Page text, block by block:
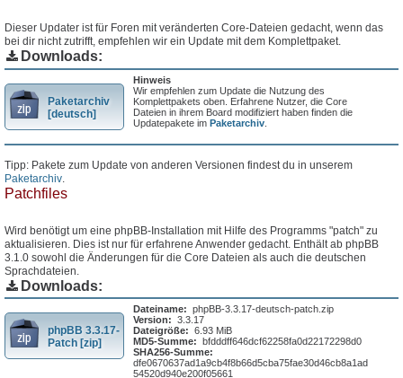
Dieser Updater ist für Foren mit veränderten Core-Dateien gedacht, wenn das
bei dir nicht zutrifft, empfehlen wir ein Update mit dem Komplettpaket.
Downloads:
Paketarchiv
[deutsch]
Hinweis
Wir empfehlen zum Update die Nutzung des
Komplettpakets oben. Erfahrene Nutzer, die Core
Dateien in ihrem Board modifiziert haben finden die
Updatepakete imPaketarchiv
Tipp: Pakete zum Update von anderen Versionen findest du in unserem
Paketarchiv
Patchfiles
Wird benötigt um eine phpBB-Installation mit Hilfe des Programms "patch" zu
aktualisieren. Dies ist nur für erfahrene Anwender gedacht. Enthält ab phpBB
3.1.0 sowohl die Änderungen für die Core Dateien als auch die deutschen
Sprachdateien.
Downloads:
phpBB 3.3.17-
Patch [zip]
Dateiname: phpBB-3.3.17-deutsch-patch.zip
Version: 3.3.17
Dateigröße: 6.93 MiB
MD5-Summe: bfdddff646dcf62258fa0d22172298d0
SHA256-Summe:
dfe0670637ad1a9cb4f8b66d5cba75fae30d46cb8a1ad
54520d940e200f05661